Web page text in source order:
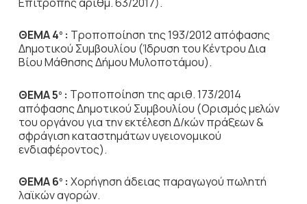
ΘΕΜΑ 4ο: Τροποποίηση της 193/2012 απόφασης
Δημοτικού Συμβουλίου (Ίδρυση του Κέντρου Δια
Βίου Μάθησης Δήμου Μυλοποτάμου).
ΘΕΜΑ 5ο: Τροποποίηση της αριθ. 173/2014
απόφασης Δημοτικού Συμβουλίου (Ορισμός μελών
του οργάνου για την εκτέλεση Δ/κών πράξεων &
σφράγιση καταστημάτων υγειονομικού
ενδιαφέροντος).
ΘΕΜΑ 6ο: Χορήγηση άδειας παραγωγού πωλητή
λαϊκών αγορών.